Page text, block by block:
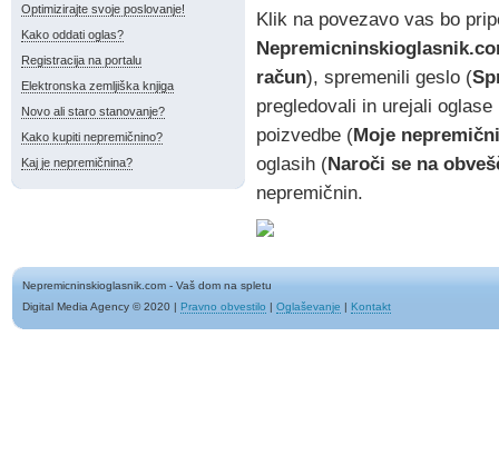
Optimizirajte svoje poslovanje!
Kako oddati oglas?
Registracija na portalu
Elektronska zemljiška knjiga
Novo ali staro stanovanje?
Kako kupiti nepremičnino?
Kaj je nepremičnina?
Klik na povezavo vas bo
račun), spremenili geslo (
pregledovali in urejali oglase
poizvedbe (Moje
oglasih (Naroči se na
nepremičnin.
Nepremicninskioglasnik.com - Vaš dom na spletu
Digital Media Agency © 2020 | Pravno obvestilo | Oglaševanje | Kontakt